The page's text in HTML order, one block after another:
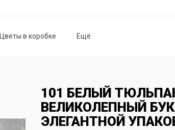
Цветы в коробке Ещё
101 БЕЛЫЙ
ВЕЛИКОЛЕПНЫЙ
ЭЛЕГАНТНОЙ